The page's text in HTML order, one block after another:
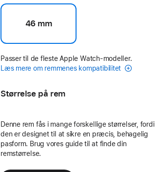
46 mm
Passer til de fleste Apple Watch-modeller.
Læs mere om remmenes kompatibilitet
Størrelse på rem
Denne rem fås i mange forskellige størrelser, fordi
den er designet til at sikre en præcis, behagelig
pasform. Brug vores guide til at finde din
remstørrelse.